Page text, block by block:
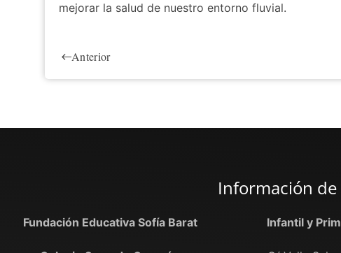
mejorar la salud de nuestro entorno fluvial.
Anterior
Información
Fundación Educativa Sofía Barat Infantil y